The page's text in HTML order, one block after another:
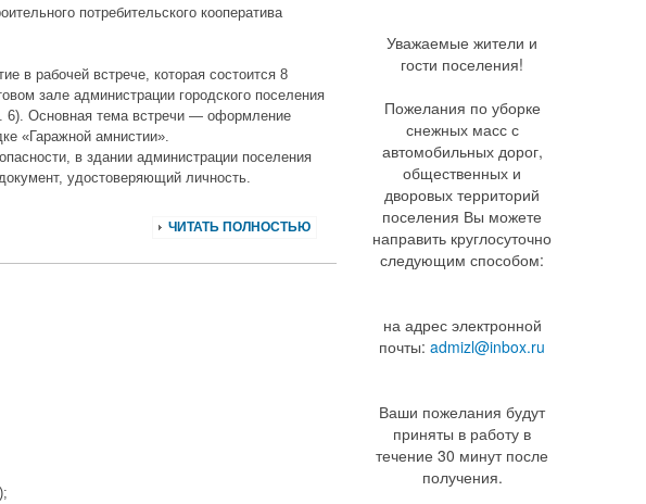
потребительского кооператива
в рабочей встрече, которая состоится 8
зале администрации городского поселения
6). Основная тема встречи — оформление
«Гаражной амнистии».
в здании администрации поселения
удостоверяющий личность.
ЧИТАТЬ ПОЛНОСТЬЮ
Уважаемые жители и
гости поселения!
Пожелания по уборке
снежных масс с
автомобильных дорог,
общественных и
дворовых территорий
поселения Вы можете
направить круглосуточно
следующим способом:
на адрес электронной
почты:admizl@inbox.ru
Ваши пожелания будут
приняты в работу в
течение 30 минут после
получения.